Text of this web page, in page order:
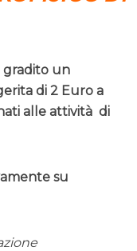
gradito un
di 2 Euro a
alle attività di
su